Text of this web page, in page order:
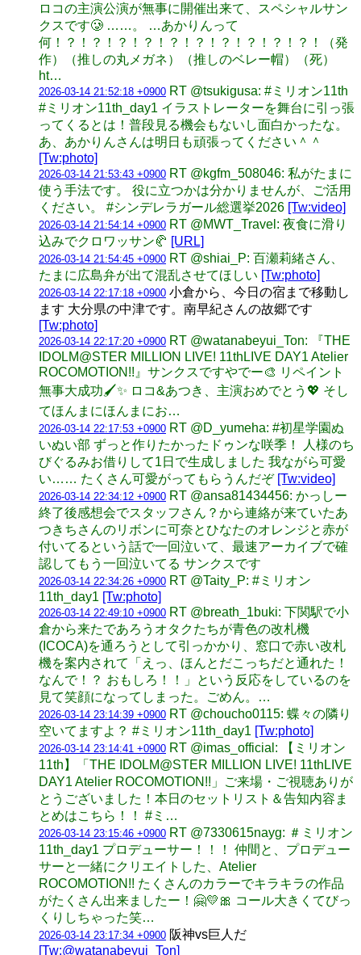
ロコの主演公演が無事に開催出来て、スペシャルサン
クスです🥲 ……。 …あかりんって
何！？！？！？！？！？！？！？！？！？！？！（発
作）（推しの丸メガネ）（推しのベレー帽）（死）
ht…
2026-03-14 21:52:18 +0900 RT @tsukigusa: #ミリオン11th
#ミリオン11th_day1 イラストレーターを舞台に引っ張
ってくるとは！普段見る機会もないし面白かったな。
あ、あかりんさんは明日も頑張ってください＾＾
[Tw:photo]
2026-03-14 21:53:43 +0900 RT @kgfm_508046: 私がたまに
使う手法です。 役に立つかは分かりませんが、ご活用
ください。 #シンデレラガール総選挙2026 [Tw:video]
2026-03-14 21:54:14 +0900 RT @MWT_Travel: 夜食に滑り
込みでクロワッサン🥐 [URL]
2026-03-14 21:54:45 +0900 RT @shiai_P: 百瀬莉緒さん、
たまに広島弁が出て混乱させてほしい [Tw:photo]
2026-03-14 22:17:18 +0900 小倉から、今日の宿まで移動し
ます 大分県の中津です。南早紀さんの故郷です
[Tw:photo]
2026-03-14 22:17:20 +0900 RT @watanabeyui_Ton: 『THE
IDOLM@STER MILLION LIVE! 11thLIVE DAY1 Atelier
ROCOMOTION!!』サンクスですやでー🎨 リペイント
無事大成功🖌✨ ロコ&あつき、主演おめでとう💖 そし
てほんまにほんまにお…
2026-03-14 22:17:53 +0900 RT @D_yumeha: #初星学園ぬ
いぬい部 ずっと作りたかったドゥンな咲季！ 人様のち
びぐるみお借りして1日で生成しました 我ながら可愛
い…… たくさん可愛がってもらうんだぞ [Tw:video]
2026-03-14 22:34:12 +0900 RT @ansa81434456: かっしー
終了後感想会でスタッフさん？から連絡が来ていたあ
つきちさんのリボンに可奈とひなたのオレンジと赤が
付いてるという話で一回泣いて、最速アーカイブで確
認してもう一回泣いてる サンクスです
2026-03-14 22:34:26 +0900 RT @Taity_P: #ミリオン
11th_day1 [Tw:photo]
2026-03-14 22:49:10 +0900 RT @breath_1buki: 下関駅で小
倉から来たであろうオタクたちが青色の改札機
(ICOCA)を通ろうとして引っかかり、窓口で赤い改札
機を案内されて「えっ、ほんとだこっちだと通れた！
なんで！？ おもしろ！！」という反応をしているのを
見て笑顔になってしまった。ごめん。…
2026-03-14 23:14:39 +0900 RT @choucho0115: 蝶々の隣り
空いてますよ？ #ミリオン11th_day1 [Tw:photo]
2026-03-14 23:14:41 +0900 RT @imas_official: 【ミリオン
11th】「THE IDOLM@STER MILLION LIVE! 11thLIVE
DAY1 Atelier ROCOMOTION!!」ご来場・ご視聴ありが
とうございました！本日のセットリスト＆告知内容ま
とめはこちら！！ #ミ…
2026-03-14 23:15:46 +0900 RT @7330615nayg: ＃ミリオン
11th_day1 プロデューサー！！！ 仲間と、プロデュー
サーと一緒にクリエイトした、Atelier
ROCOMOTION!! たくさんのカラーでキラキラの作品
がたくさん出来ましたー！🤗💛🎀 コール大きくてびっ
くりしちゃった笑…
2026-03-14 23:17:34 +0900 阪神vs巨人だ
[Tw:@watanabeyui_Ton]